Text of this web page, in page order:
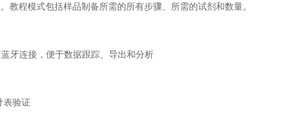
教程模式包括样品制备所需的所有步骤、所需的试剂和数量。
牙连接，便于数据跟踪、导出和分析
表验证